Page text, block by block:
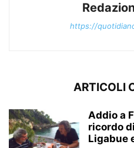
https://
ARTICOLI
Addio a
ricordo
Ligabue